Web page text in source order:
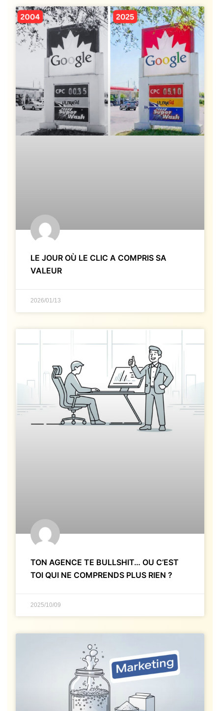
LE JOUR OÙ LE CLIC A COMPRIS SA
VALEUR
2026/01/13
TON AGENCE TE BULLSHIT… OU C’EST
TOI QUI NE COMPRENDS PLUS RIEN ?
2025/10/09